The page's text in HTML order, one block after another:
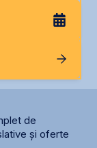
de
și oferte